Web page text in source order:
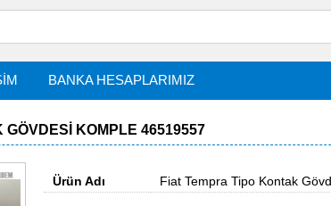
BANKA HESAPLARIMIZ
GÖVDESI KOMPLE 46519557
Ürün Adı Fiat Tempra Tipo Kontak